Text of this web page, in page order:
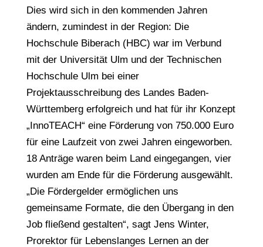
Dies wird sich in den kommenden Jahren
ändern, zumindest in der Region: Die
Hochschule Biberach (HBC) war im Verbund
mit der Universität Ulm und der Technischen
Hochschule Ulm bei einer
Projektausschreibung des Landes Baden-
Württemberg erfolgreich und hat für ihr Konzept
„InnoTEACH“ eine Förderung von 750.000 Euro
für eine Laufzeit von zwei Jahren eingeworben.
18 Anträge waren beim Land eingegangen, vier
wurden am Ende für die Förderung ausgewählt.
„Die Fördergelder ermöglichen uns
gemeinsame Formate, die den Übergang in den
Job fließend gestalten“, sagt Jens Winter,
Prorektor für Lebenslanges Lernen an der